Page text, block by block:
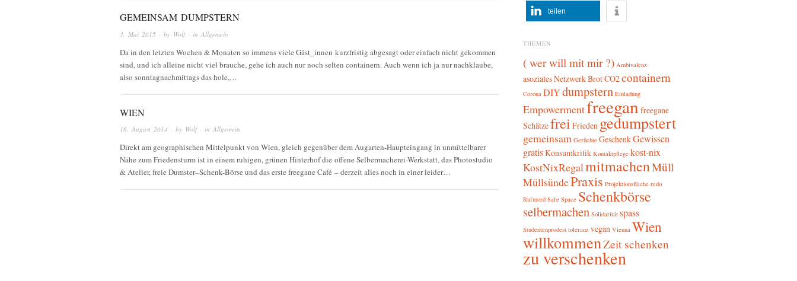
GEMEINSAM DUMPSTERN
3. Mai 2015 · by Wolf· in Allgemein
Da in den letzten Wochen & Monaten so immens viele Gäst_innen kurzfristig abgesagt oder einfach nicht gekommen
sind, und ich alleine nicht viel brauche, gehe ich auch nur noch selten containern. Auch wenn ich ja nur nachklaube,
also sonntagnachmittags das hole,…
WIEN
16. August 2014 · by Wolf· in Allgemein
Direkt am geographischen Mittelpunkt von Wien, gleich gegenüber dem Augarten-Haupteingang in unmittelbarer
Nähe zum Friedensturm ist in einem ruhigen, grünen Hinterhof die offene Selbermacherei-Werkstatt, das Photostudio
& Atelier, freie Dumster–Schenk-Börse und das erste freegane Café – derzeit alles noch in einer leider…
teilen
THEMEN
( wer will mit mir ?) Ambivalenz
asoziales NetzwerkBrotCO2containern
Corona DIYdumpstern Einladung
Empowermentfreegan freegane
Schätzefrei Frieden gedumpstert
gemeinsam Gerüchte GeschenkGewissen
gratisKonsumkritik Kontaktpflege kost-nix
KostNixRegalmitmachenMüll
MüllsündePraxis Projektionsfläche redo
Rufmord Safe Space Schenkbörse
selbermachen Solidarität spass
Studentenprodest toleranz vegan Vienna Wien
willkommenZeit schenken
zu verschenken